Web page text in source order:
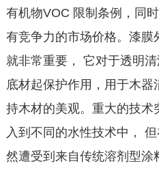
有机物VOC 限制条例，同
有竞争力的市场价格。漆膜
就非常重要， 它对于透明
底材起保护作用，用于木器
持木材的美观。重大的技术
入到不同的水性技术中，
然遭受到来自传统溶剂型涂